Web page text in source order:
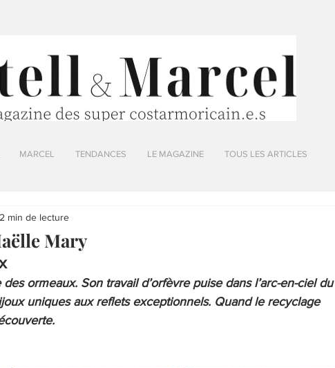
MARCEL TENDANCES LE MAGAZINE TOUS LES ARTICLES
Mary
2 min de lecture
ormeaux. Son travail d’orfèvre puise dans l’arc-en-ciel du
uniques aux reflets exceptionnels. Quand le recyclage